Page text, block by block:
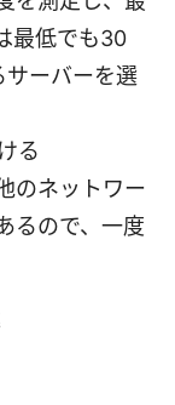
最低でも30
ーバーを選
る
のネットワー
るので、一度